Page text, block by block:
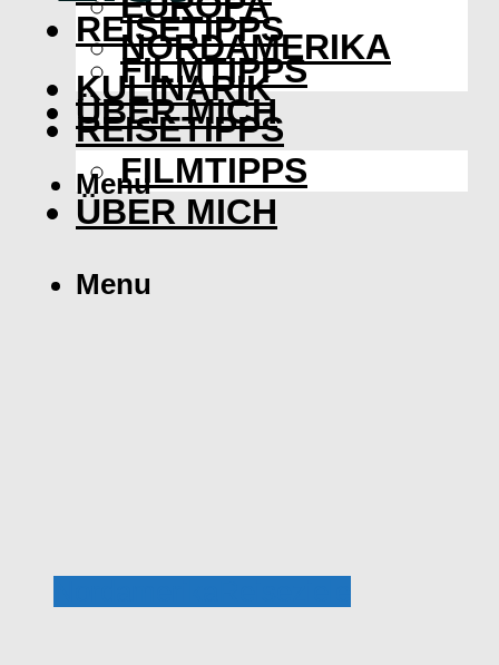
REISETIPPS
FILMTIPPS
ÜBER MICH
Menu
NORDAMERIKA
KULINARIK
REISETIPPS
FILMTIPPS
ÜBER MICH
Menu